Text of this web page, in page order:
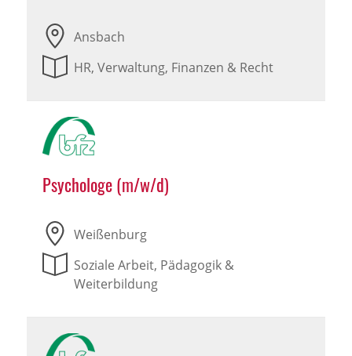
Ansbach
HR, Verwaltung, Finanzen & Recht
Psychologe (m/w/d)
Weißenburg
Soziale Arbeit, Pädagogik &
Weiterbildung